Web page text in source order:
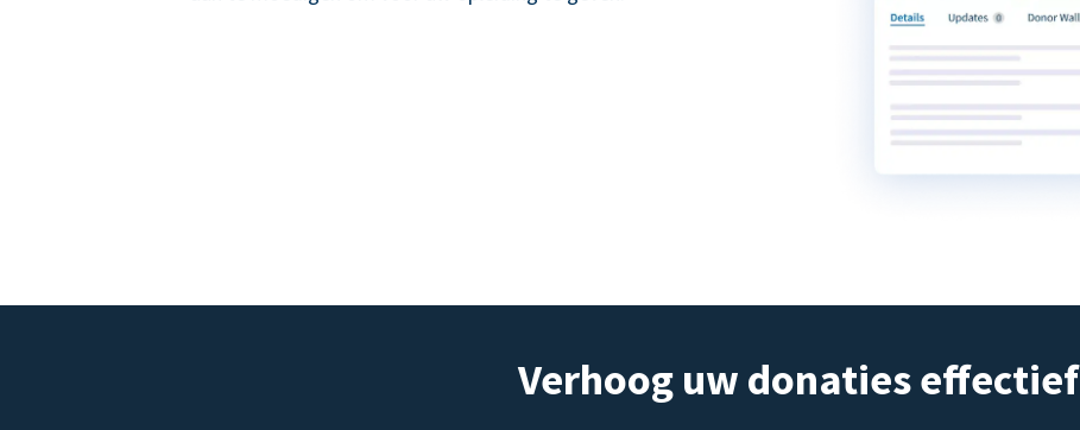
Verhoog uw donaties effectief